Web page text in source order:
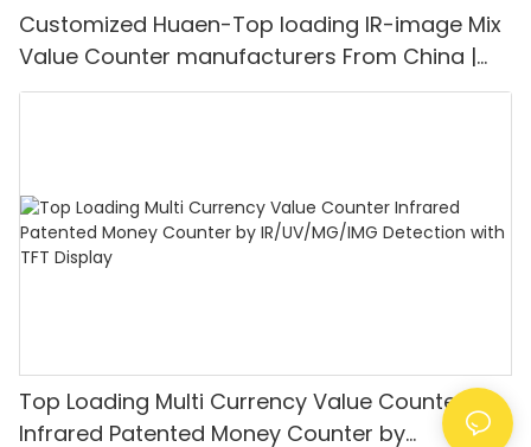
Customized Huaen-Top loading IR-image Mix
Value Counter manufacturers From China |
HUAEN
Top Loading Multi Currency Value Counter
Infrared Patented Money Counter by